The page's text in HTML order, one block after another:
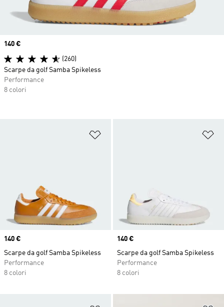
Aggiungi alla lista dei desideri
Price
140 €
Scarpe da golf Samba Spikeless
Performance
8 colori
Price
140 €
Scarpe da golf Samba Spikeless
Performance
8 colori
Price
140 €
(260)
Scarpe da golf Samba Spikeless
Performance
8 colori